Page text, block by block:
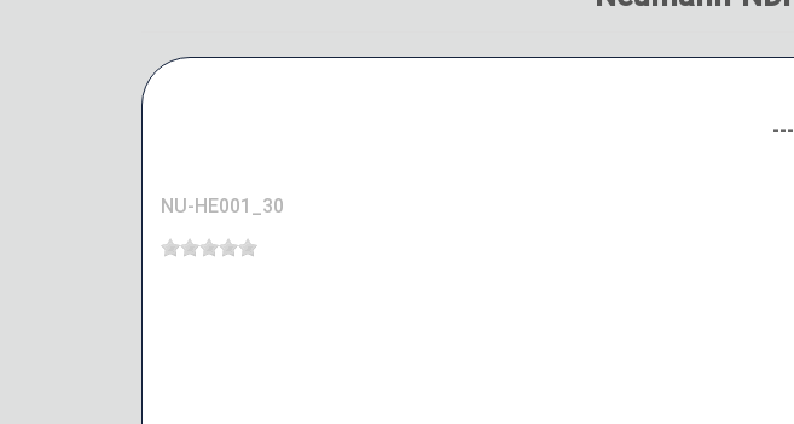
---
NU-HE001_30